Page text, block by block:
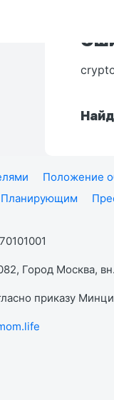
Положение
Планирующим
Город Москва,
приказу